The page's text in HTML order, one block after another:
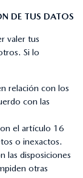
DE TUS DATOS
valer tus
Si lo
relación con los
con las
el artículo 16
o inexactos.
las disposiciones
otras